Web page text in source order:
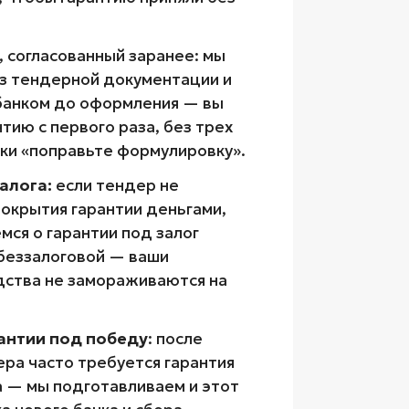
, согласованный заранее: мы
тендерной документации и
до оформления — вы
с первого раза, без трех
«поправьте формулировку».
если тендер не
гарантии деньгами,
о гарантии под залог
— ваши
не замораживаются на
под победу: после
часто требуется гарантия
— мы подготавливаем и этот